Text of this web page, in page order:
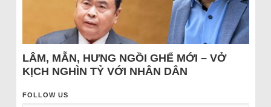
LÂM, MẪN, HƯNG NGỒI GHẾ MỚI – VỞ
KỊCH NGHÌN TỶ VỚI NHÂN DÂN
FOLLOW US